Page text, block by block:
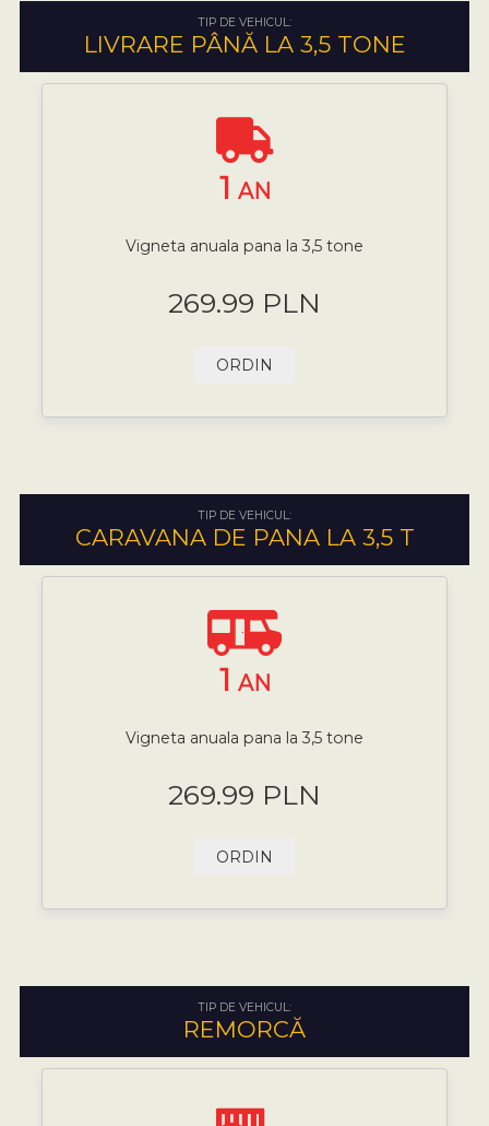
TIP DE VEHICUL:
LIVRARE PÂNĂ LA 3,5 TONE
1 AN
Vigneta anuala pana la 3,5 tone
269.99 PLN
ORDIN
TIP DE VEHICUL:
CARAVANA DE PANA LA 3,5 T
1 AN
Vigneta anuala pana la 3,5 tone
269.99 PLN
ORDIN
TIP DE VEHICUL:
REMORCĂ